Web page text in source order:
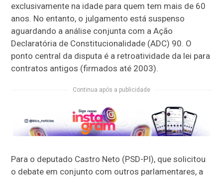
exclusivamente na idade para quem tem mais de 60
anos. No entanto, o julgamento está suspenso
aguardando a análise conjunta com a Ação
Declaratória de Constitucionalidade (ADC) 90. O
ponto central da disputa é a retroatividade da lei para
contratos antigos (firmados até 2003).
Continua após a publicidade
Para o deputado Castro Neto (PSD-PI), que solicitou
o debate em conjunto com outros parlamentares, a